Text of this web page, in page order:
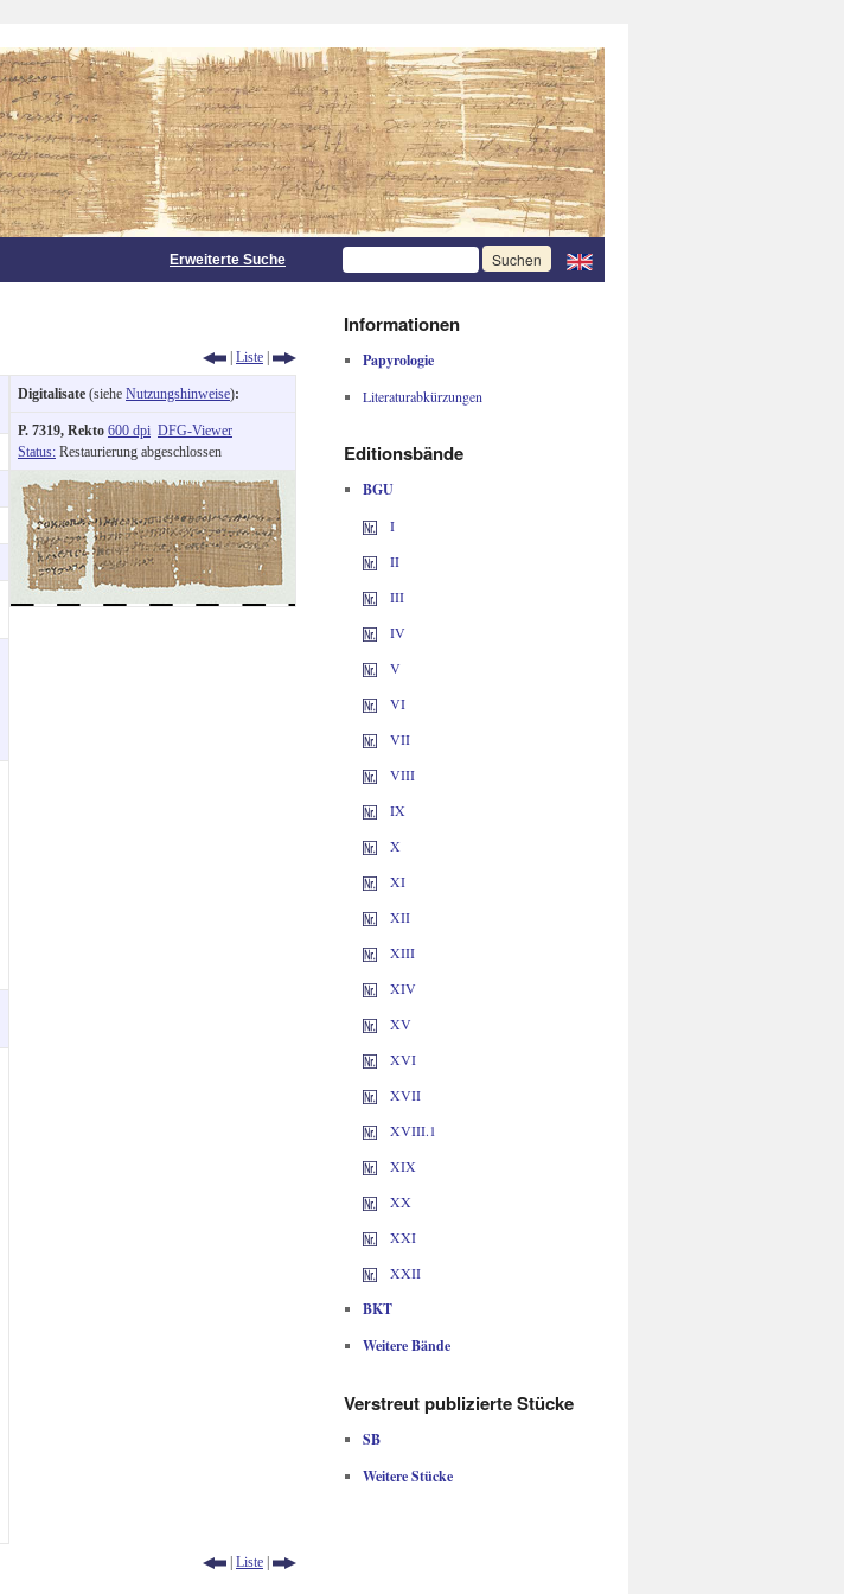
Erweiterte Suche
| Liste |
Digitalisate (siehe Nutzungshinweise):
P. 7319, Rekto 600 dpi DFG-Viewer
Status: Restaurierung abgeschlossen
| Liste |
Informationen
Papyrologie
Literaturabkürzungen
Editionsbände
BGU
I
II
III
IV
V
VI
VII
VIII
IX
X
XI
XII
XIII
XIV
XV
XVI
XVII
XVIII.1
XIX
XX
XXI
XXII
BKT
Weitere Bände
Verstreut publizierte Stücke
SB
Weitere Stücke